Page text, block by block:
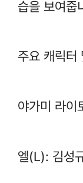
습을 보여줍
주요 캐릭터
야가미 라이
엘(L): 김성